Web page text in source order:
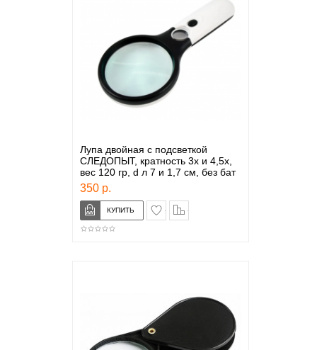
Лупа двойная с подсветкой
СЛЕДОПЫТ, кратность 3х и 4,5х,
вес 120 гр, d л 7 и 1,7 см, без бат
350 р.
в закладки